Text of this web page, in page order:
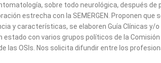
sobre todo neurológica, después de
estrecha con la SEMERGEN. Proponen
y características, se elaboren Guía Clínicas
con varios grupos políticos de la
OSIs. Nos solicita difundir entre los